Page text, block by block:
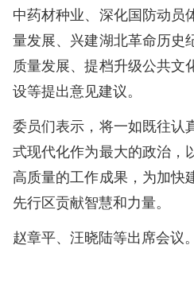
中药材种业、深化国防动员
量发展、兴建湖北革命历史
质量发展、提档升级公共文
设等提出意见建议。
委员们表示，将一如既往认
式现代化作为最大的政治，
高质量的工作成果，为加快
先行区贡献智慧和力量。
赵章平、汪晓陆等出席会议。